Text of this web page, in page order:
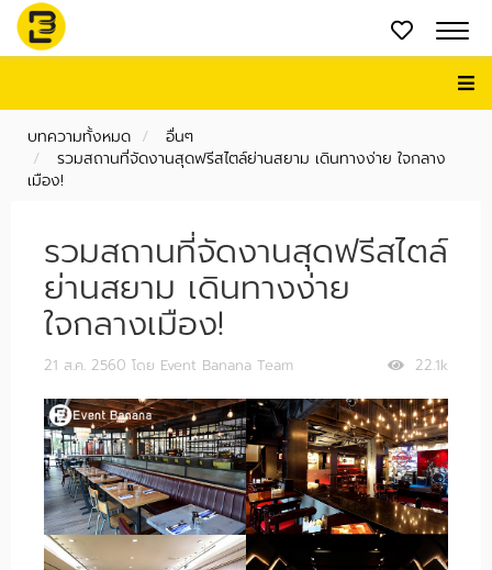
บทความทั้งหมด
อื่นๆ
รวมสถานที่จัดงานสุดฟรีสไตล์ย่านสยาม เดินทางง่าย ใจกลาง
เมือง!
รวมสถานที่จัดงานสุดฟรีสไตล์
ย่านสยาม เดินทางง่าย
ใจกลางเมือง!
22.1k
21 ส.ค. 2560 โดย Event Banana Team